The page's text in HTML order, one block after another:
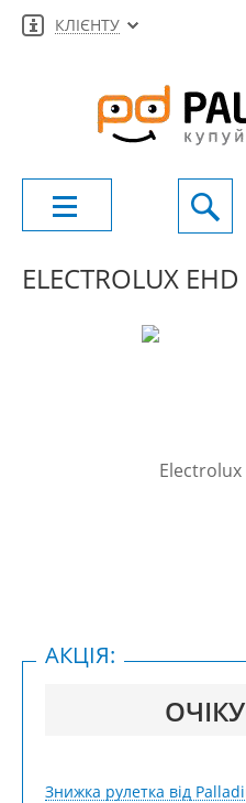
КЛІЄНТУ
ELECTROLUX
АКЦІЯ:
Знижка рулетка від